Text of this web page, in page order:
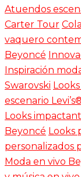
Atuendos
Carter Tour
vaquero
Beyoncé
Inspiración
Swarovski
escenario
Looks
Beyoncé Looks
personalizados
Moda en vivo